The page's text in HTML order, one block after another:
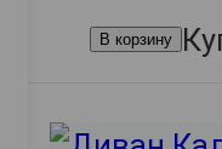
В корзину